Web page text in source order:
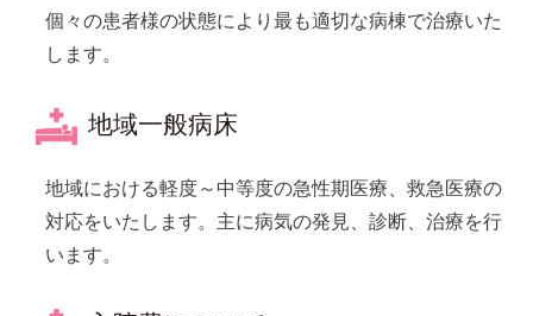
個々の患者様の状態により最も適切な病棟で治療いた
します。
地域一般病床
地域における軽度～中等度の急性期医療、救急医療の
対応をいたします。主に病気の発見、診断、治療を行
います。